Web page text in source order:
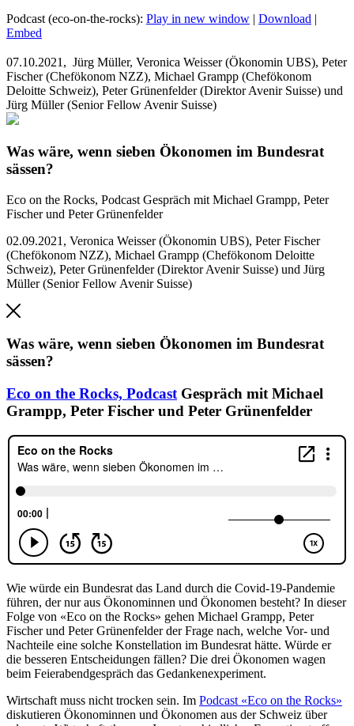
Podcast (eco-on-the-rocks): Play in new window | Download |
Embed
07.10.2021, Jürg Müller, Veronica Weisser (Ökonomin UBS), Peter
Fischer (Chefökonom NZZ), Michael Grampp (Chefökonom
Deloitte Schweiz), Peter Grünenfelder (Direktor Avenir Suisse) und
Jürg Müller (Senior Fellow Avenir Suisse)
Was wäre, wenn sieben Ökonomen im Bundesrat
sässen?
Eco on the Rocks, Podcast Gespräch mit Michael Grampp, Peter
Fischer und Peter Grünenfelder
02.09.2021 , Veronica Weisser (Ökonomin UBS), Peter Fischer
(Chefökonom NZZ), Michael Grampp (Chefökonom Deloitte
Schweiz), Peter Grünenfelder (Direktor Avenir Suisse) und Jürg
Müller (Senior Fellow Avenir Suisse)
Was wäre, wenn sieben Ökonomen im Bundesrat
sässen?
Eco on the Rocks, Podcast Gespräch mit Michael
Grampp, Peter Fischer und Peter Grünenfelder
Wie würde ein Bundesrat das Land durch die Covid-19-Pandemie
führen, der nur aus Ökonominnen und Ökonomen besteht? In dieser
Folge von «Eco on the Rocks» gehen Michael Grampp, Peter
Fischer und Peter Grünenfelder der Frage nach, welche Vor- und
Nachteile eine solche Konstellation im Bundesrat hätte. Würde er
die besseren Entscheidungen fällen? Die drei Ökonomen wagen
beim Feierabendgespräch das Gedankenexperiment.
Wirtschaft muss nicht trocken sein. Im Podcast «Eco on the Rocks»
diskutieren Ökonominnen und Ökonomen aus der Schweiz über